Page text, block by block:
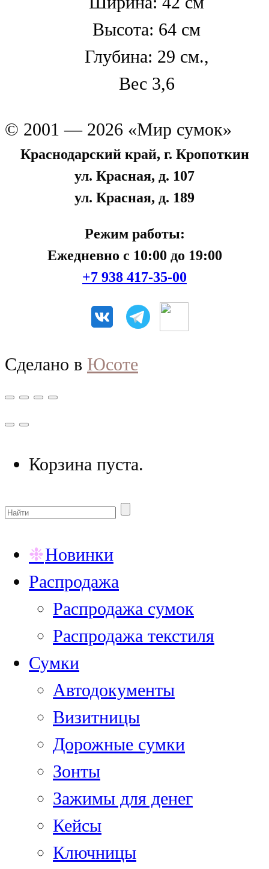
Высота: 64 см
Глубина: 29 см.,
Вес 3,6
© 2001 — 2026 «Мир сумок»
Краснодарский край, г. Кропоткин
ул. Красная, д. 107
ул. Красная, д. 189
Режим работы:
Ежедневно с 10:00 до 19:00
+7 938 417-35-00
Сделано в Юсоте
Корзина пуста.
Новинки
Распродажа
Распродажа сумок
Распродажа текстиля
Сумки
Автодокументы
Визитницы
Дорожные сумки
Зонты
Зажимы для денег
Кейсы
Ключницы